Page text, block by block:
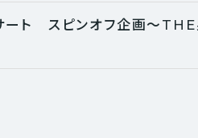
スピンオフ企画〜THE